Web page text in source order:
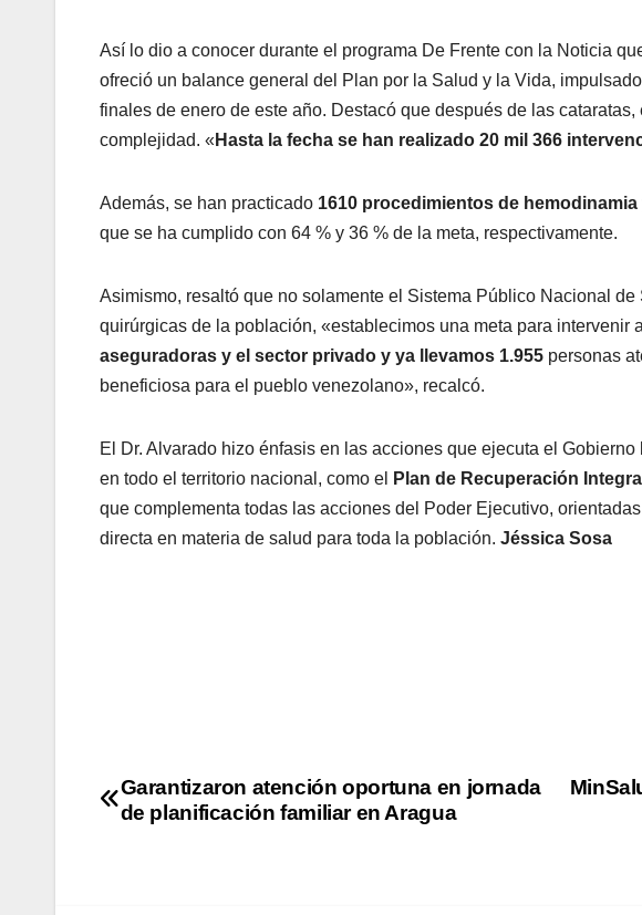
Así lo dio a conocer durante el programa De Frente con la Noticia
ofreció un balance general del Plan por la Salud y la Vida,
finales de enero de este año. Destacó que después de las
complejidad. « Hasta la fecha se han realizado 20 mil 366
Además, se han practicado 1610 procedimientos de
que se ha cumplido con 64 % y 36 % de la meta, respectivamente.
Asimismo, resaltó que no solamente el Sistema Público Nacional
quirúrgicas de la población, «establecimos una meta para intervenir a
aseguradoras y el sector privado y ya llevamos 1.955 personas
beneficiosa para el pueblo venezolano», recalcó.
El Dr. Alvarado hizo énfasis en las acciones que ejecuta el
en todo el territorio nacional, como el
Plan de Recuperación
que complementa todas las acciones del Poder Ejecutivo,
directa en materia de salud para toda la población. Jéssica Sosa
Garantizaron atención oportuna en jornada
de planificación familiar en Aragua